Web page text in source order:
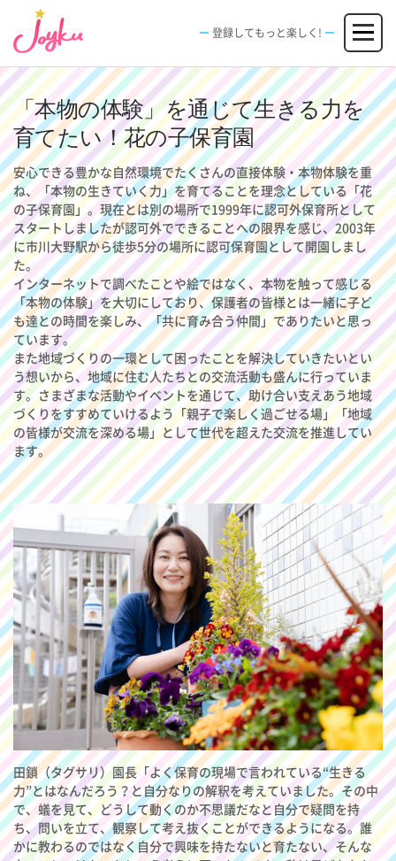
ン
ツ
へ
ス
キ
ッ
プ
メニュー
JOBS
求人情報
FACILITIES
施設
SPECIAL
エンタメ特典
EVENT
イベント
新規登録 ログイン
登録してもっと楽しく!
「本物の体験」を通じて生きる力を
育てたい！花の子保育園
安心できる豊かな自然環境でたくさんの直接体験・本物体験を重
ね、「本物の生きていく力」を育てることを理念としている「花
の子保育園」。現在とは別の場所で1999年に認可外保育所として
スタートしましたが認可外でできることへの限界を感じ、2003年
に市川大野駅から徒歩5分の場所に認可保育園として開園しまし
た。
インターネットで調べたことや絵ではなく、本物を触って感じる
「本物の体験」を大切にしており、保護者の皆様とは一緒に子ど
も達との時間を楽しみ、「共に育み合う仲間」でありたいと思っ
ています。
また地域づくりの一環として困ったことを解決していきたいとい
う想いから、地域に住む人たちとの交流活動も盛んに行っていま
す。さまざまな活動やイベントを通じて、助け合い支えあう地域
づくりをすすめていけるよう「親子で楽しく過ごせる場」「地域
の皆様が交流を深める場」として世代を超えた交流を推進してい
ます。
田鎖（タグサリ）園長「よく保育の現場で言われている“生きる
力”とはなんだろう？と自分なりの解釈を考えていました。その中
で、蟻を見て、どうして動くのか不思議だなと自分で疑問を持
ち、問いを立て、観察して考え抜くことができるようになる。誰
かに教わるのではなく自分で興味を持たないと育たない、そんな